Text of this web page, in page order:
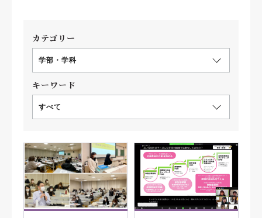
カテゴリー
学部・学科
キーワード
すべて